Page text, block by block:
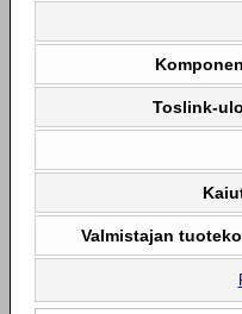
Toslink-
Valmistajan